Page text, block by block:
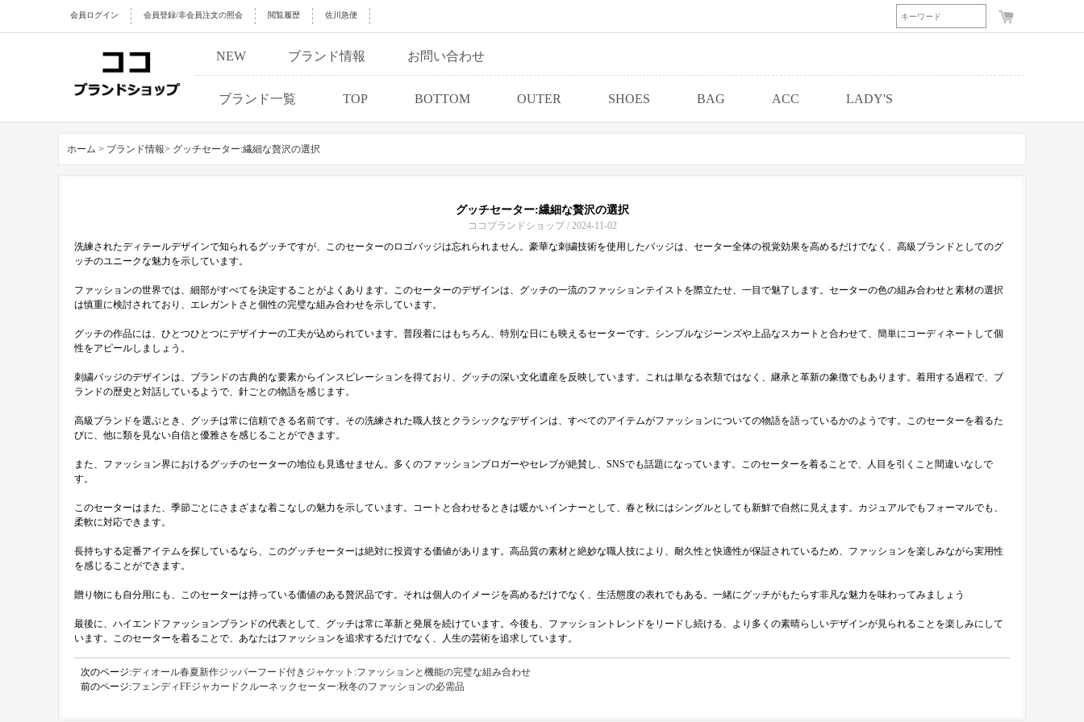
会員ログイン 会員登録/非会員注文の照会 閲覧履歴 佐川急便
NEW ブランド情報 お問い合わせ
ブランド一覧 TOP BOTTOM OUTER SHOES BAG ACC LADY'S
ホーム > ブランド情報> グッチセーター:繊細な贅沢の選択
グッチセーター:繊細な贅沢の選択
ココブランドショップ / 2024-11-02
洗練されたディテールデザインで知られるグッチですが、このセーターのロゴバッジは忘れられません。豪華な刺繍技術を使用したバッジは、セーター全体の視覚効果を高めるだけでなく、高級ブランドとしてのグ
ッチのユニークな魅力を示しています。
ファッションの世界では、細部がすべてを決定することがよくあります。このセーターのデザインは、グッチの一流のファッションテイストを際立たせ、一目で魅了します。セーターの色の組み合わせと素材の選択
は慎重に検討されており、エレガントさと個性の完璧な組み合わせを示しています。
グッチの作品には、ひとつひとつにデザイナーの工夫が込められています。普段着にはもちろん、特別な日にも映えるセーターです。シンプルなジーンズや上品なスカートと合わせて、簡単にコーディネートして個
性をアピールしましょう。
刺繍バッジのデザインは、ブランドの古典的な要素からインスピレーションを得ており、グッチの深い文化遺産を反映しています。これは単なる衣類ではなく、継承と革新の象徴でもあります。着用する過程で、ブ
ランドの歴史と対話しているようで、針ごとの物語を感じます。
高級ブランドを選ぶとき、グッチは常に信頼できる名前です。その洗練された職人技とクラシックなデザインは、すべてのアイテムがファッションについての物語を語っているかのようです。このセーターを着るた
びに、他に類を見ない自信と優雅さを感じることができます。
また、ファッション界におけるグッチのセーターの地位も見逃せません。多くのファッションブロガーやセレブが絶賛し、SNSでも話題になっています。このセーターを着ることで、人目を引くこと間違いなしで
す。
このセーターはまた、季節ごとにさまざまな着こなしの魅力を示しています。コートと合わせるときは暖かいインナーとして、春と秋にはシングルとしても新鮮で自然に見えます。カジュアルでもフォーマルでも、
柔軟に対応できます。
長持ちする定番アイテムを探しているなら、このグッチセーターは絶対に投資する価値があります。高品質の素材と絶妙な職人技により、耐久性と快適性が保証されているため、ファッションを楽しみながら実用性
を感じることができます。
贈り物にも自分用にも、このセーターは持っている価値のある贅沢品です。それは個人のイメージを高めるだけでなく、生活態度の表れでもある。一緒にグッチがもたらす非凡な魅力を味わってみましょう
最後に、ハイエンドファッションブランドの代表として、グッチは常に革新と発展を続けています。今後も、ファッショントレンドをリードし続ける、より多くの素晴らしいデザインが見られることを楽しみにして
います。このセーターを着ることで、あなたはファッションを追求するだけでなく、人生の芸術を追求しています。
次のページ:ディオール春夏新作ジッパーフード付きジャケット:ファッションと機能の完璧な組み合わせ
前のページ:フェンディFFジャカードクルーネックセーター:秋冬のファッションの必需品